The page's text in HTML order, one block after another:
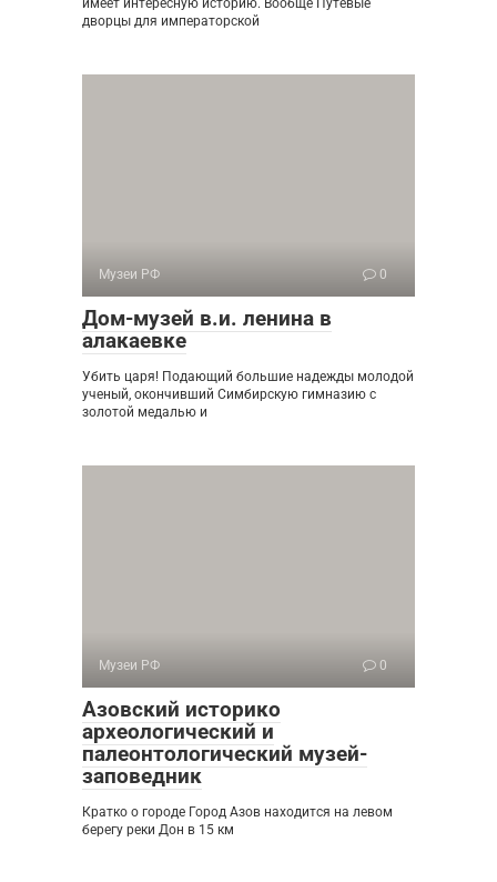
имеет интересную историю. Вообще Путевые
дворцы для императорской
Музеи РФ 0
Дом-музей в.и. ленина в
алакаевке
Убить царя! Подающий большие надежды молодой
ученый, окончивший Симбирскую гимназию с
золотой медалью и
Музеи РФ 0
Азовский историко
археологический и
палеонтологический музей-
заповедник
Кратко о городе Город Азов находится на левом
берегу реки Дон в 15 км